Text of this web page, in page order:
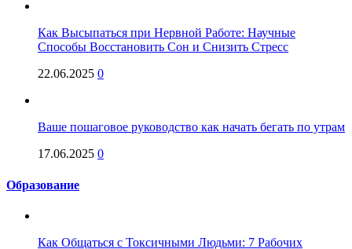
Как Высыпаться при Нервной Работе: Научные
Способы Восстановить Сон и Снизить Стресс
22.06.2025 0
Ваше пошаговое руководство как начать бегать по утрам
17.06.2025 0
Образование
Как Общаться с Токсичными Людьми: 7 Рабочих